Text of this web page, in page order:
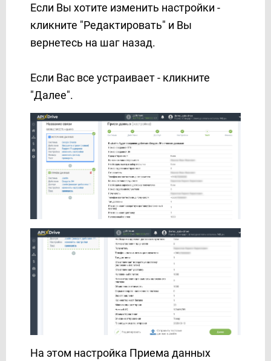
Wrike
Yahoo!
Zadarma
Zoho Inventory
Новая Почта
Телеграм
6. AI TOOLS
7. ФОРМАТИРОВАНИЕ
8. МАТЕМАТИЧЕСКИЕ операции
9. ПОИСК данных
10. ФИЛЬТР данных
11. ЛОГИКА Если/То
О сервисе
Партнерский кабинет
Если Вы хотите изменить настройки -
кликните "Редактировать" и Вы
вернетесь на шаг назад.
Если Вас все устраивает - кликните
"Далее".
На этом настройка Приема данных